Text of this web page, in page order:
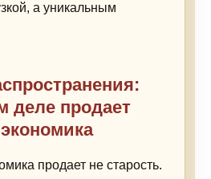
а уникальным
деле продает
продает не старость.